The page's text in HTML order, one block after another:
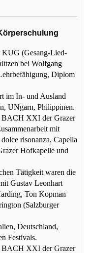
KUG (Gesang-Lied-
bei Wolfgang
Diplom
im In- und Ausland
UNgarn, Philippinen.
BACH XXI der Grazer
mit
risonanza, Capella
Hofkapelle und
Tätigkeit waren die
Gustav Leonhart
Ton Kopman
(Salzburger
Deutschland,
Festivals.
BACH XXI der Grazer